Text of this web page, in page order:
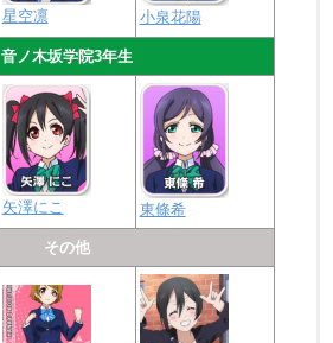
星空凛 小泉花陽
音ノ木坂学院3年生
矢澤にこ 東條希
その他